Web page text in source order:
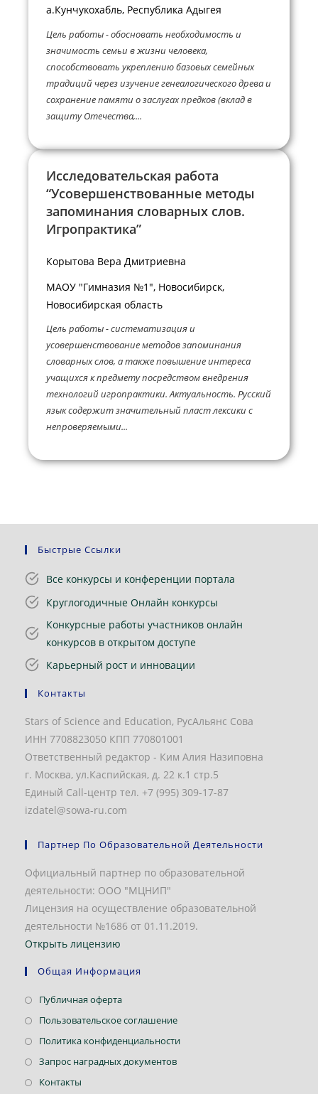
а.Кунчукохабль, Республика Адыгея
Цель работы - обосновать необходимость и
значимость семьи в жизни человека,
способствовать укреплению базовых семейных
традиций через изучение генеалогического древа и
сохранение памяти о заслугах предков (вклад в
защиту Отечества,...
Исследовательская работа
“Усовершенствованные методы
запоминания словарных слов.
Игропрактика”
Корытова Вера Дмитриевна
МАОУ "Гимназия №1", Новосибирск,
Новосибирская область
Цель работы - систематизация и
усовершенствование методов запоминания
словарных слов, а также повышение интереса
учащихся к предмету посредством внедрения
технологий игропрактики. Актуальность. Русский
язык содержит значительный пласт лексики с
непроверяемыми...
Быстрые Ссылки
Все конкурсы и конференции портала
Круглогодичные Онлайн конкурсы
Конкурсные работы участников онлайн
конкурсов в открытом доступе
Карьерный рост и инновации
Контакты
Stars of Science and Education, РусАльянс Сова
ИНН 7708823050 КПП 770801001
Ответственный редактор - Ким Алия Назиповна
г. Москва, ул.Каспийская, д. 22 к.1 стр.5
Единый Call-центр тел. +7 (995) 309-17-87
izdatel@sowa-ru.com
Партнер По Образовательной Деятельности
Официальный партнер по образовательной
деятельности: ООО "МЦНИП"
Лицензия на осуществление образовательной
деятельности №1686 от 01.11.2019.
Открыть лицензию
Общая Информация
Публичная офертаОткроется
в
Пользовательское соглашениеОткроется
в
Политика конфиденциальностиОткроется
Запрос наградных документовОткроется
Контакты